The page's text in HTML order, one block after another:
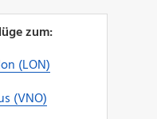
zum:
(LON)
(VNO)